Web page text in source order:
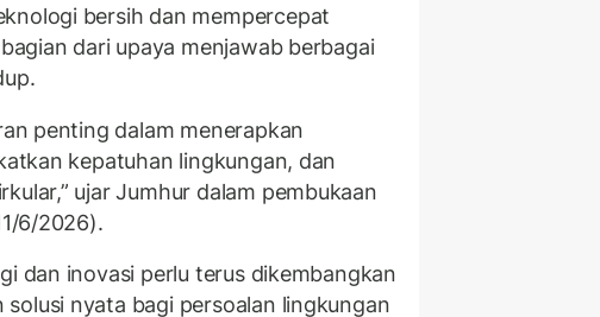
bersih dan mempercepat
dari upaya menjawab berbagai
penting dalam menerapkan
kepatuhan lingkungan, dan
ujar Jumhur dalam pembukaan
6/2026).
dan inovasi perlu terus dikembangkan
solusi nyata bagi persoalan lingkungan